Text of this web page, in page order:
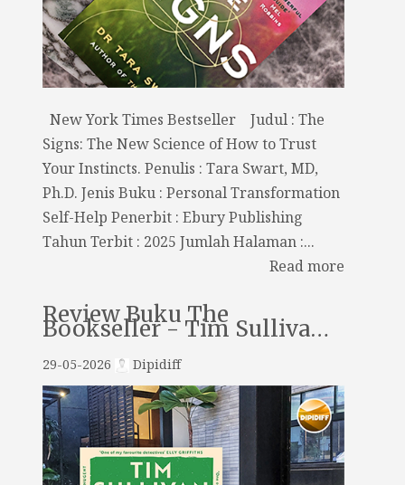
New York Times Bestseller Judul : The
Signs: The New Science of How to Trust
Your Instincts. Penulis : Tara Swart, MD,
Ph.D. Jenis Buku : Personal Transformation
Self-Help Penerbit : Ebury Publishing
Tahun Terbit : 2025 Jumlah Halaman :...
Read more
Review Buku The
Bookseller - Tim Sulliva…
29-05-2026 Dipidiff